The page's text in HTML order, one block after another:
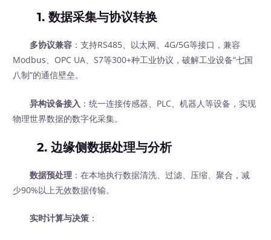
1.数据采集与协议转换
多协议兼容 ：支持RS485、以太网、4G/5G等接口，兼容
Modbus、OPC UA、S7等300+种工业协议，破解工业设备“七国
八制”的通信壁垒。
异构设备接入 ：统一连接传感器、PLC、机器人等设备，实现
物理世界数据的数字化采集。
2.边缘侧数据处理与分析
数据预处理 ：在本地执行数据清洗、过滤、压缩、聚合，减
少90%以上无效数据传输。
实时计算与决策 ：